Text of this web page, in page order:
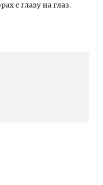
с глазу на глаз.